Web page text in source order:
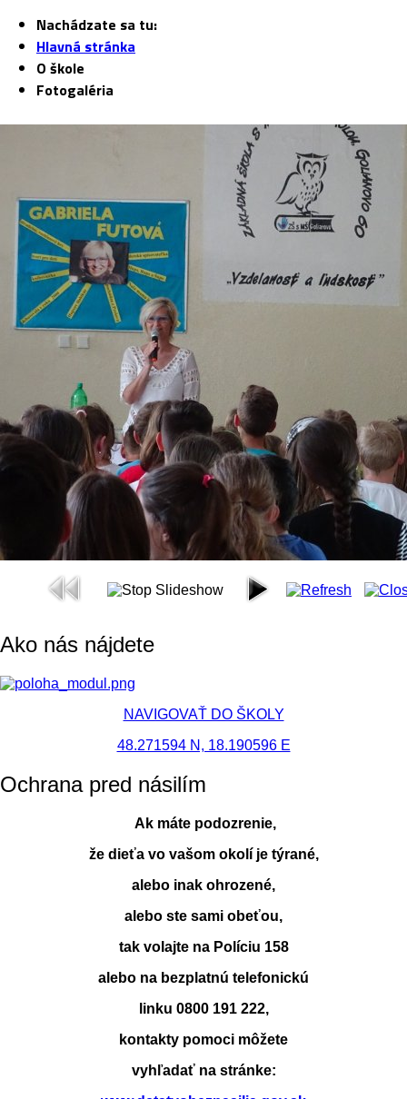
Nachádzate sa tu:
Hlavná stránka
O škole
Fotogaléria
Ako nás nájdete
NAVIGOVAŤ DO ŠKOLY
48.271594 N, 18.190596 E
Ochrana pred násilím
Ak máte podozrenie,
že dieťa vo vašom okolí je týrané,
alebo inak ohrozené,
alebo ste sami obeťou,
tak volajte na Políciu 158
alebo na bezplatnú telefonickú
linku 0800 191 222,
kontakty pomoci môžete
vyhľadať na stránke: